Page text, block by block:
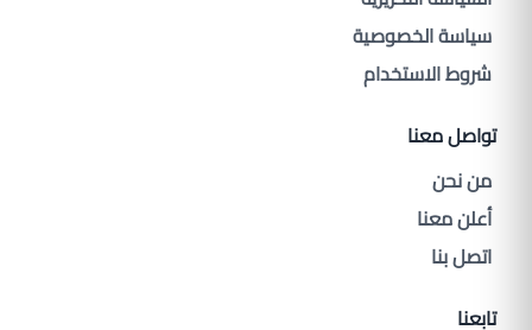
سياسة الخصوصية
شروط الاستخدام
تواصل معنا
من نحن
أعلن معنا
اتصل بنا
تابعنا